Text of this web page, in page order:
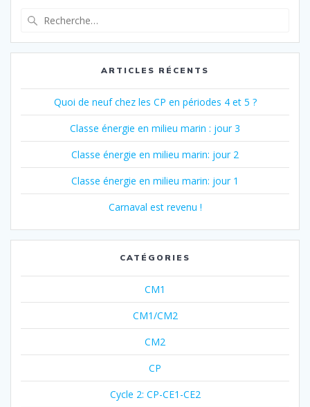
:
ARTICLES RÉCENTS
Quoi de neuf chez les CP en périodes 4 et 5 ?
Classe énergie en milieu marin : jour 3
Classe énergie en milieu marin: jour 2
Classe énergie en milieu marin: jour 1
Carnaval est revenu !
CATÉGORIES
CM1
CM1/CM2
CM2
CP
Cycle 2: CP-CE1-CE2